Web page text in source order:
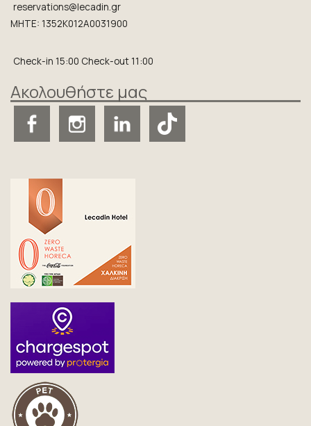
Επικοινωνία
reservations@lecadin.gr
MHTE: 1352K012A0031900
Check-in 15:00 Check-out 11:00
Ακολουθήστε μας